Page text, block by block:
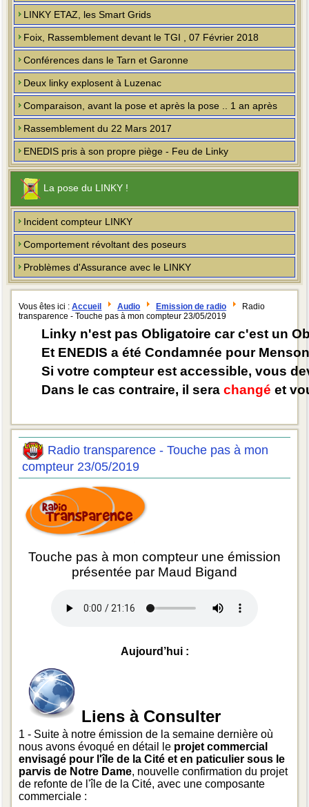
LINKY ETAZ, les Smart Grids
Foix, Rassemblement devant le TGI , 07 Février 2018
Conférences dans le Tarn et Garonne
Deux linky explosent à Luzenac
Comparaison, avant la pose et après la pose .. 1 an après
Rassemblement du 22 Mars 2017
ENEDIS pris à son propre piège - Feu de Linky
La pose du LINKY !
Incident compteur LINKY
Comportement révoltant des poseurs
Problèmes d'Assurance avec le LINKY
Vous êtes ici :Accueil Audio Emission de radio
Radio
transparence - Touche pas à mon compteur 23/05/2019
Linky n'est pas Obligatoire car c'est un
Et ENEDIS a été Condamnée pour
Si votre compteur est accessible, vous
Dans le cas contraire, il serachangé et
Radio transparence - Touche pas à mon
compteur 23/05/2019
Touche pas à mon compteur une émission
présentée par Maud Bigand
Aujourd’hui :
Liens à Consulter
1 - Suite à notre émission de la semaine dernière où
nous avons évoqué en détail le projet commercial
envisagé pour l'île de la Cité et en paticulier sous le
parvis de Notre Dame, nouvelle confirmation du projet
de refonte de l'île de la Cité, avec une composante
commerciale :